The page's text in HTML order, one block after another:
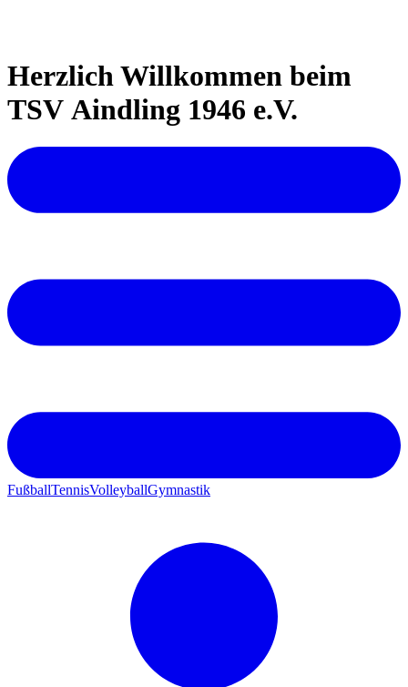
Herzlich Willkommen beim
TSV Aindling 1946 e.V.
FußballTennisVolleyballGymnastik